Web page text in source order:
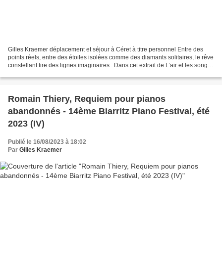
Gilles Kraemer déplacement et séjour à Céret à titre personnel Entre des
points réels, entre des étoiles isolées comme des diamants solitaires, le rêve
constellant tire des lignes imaginaires . Dans cet extrait de L’air et les songes
Romain Thiery, Requiem pour pianos
abandonnés - 14ème Biarritz Piano Festival, été
2023 (IV)
Publié le 16/08/2023 à 18:02
Par Gilles Kraemer